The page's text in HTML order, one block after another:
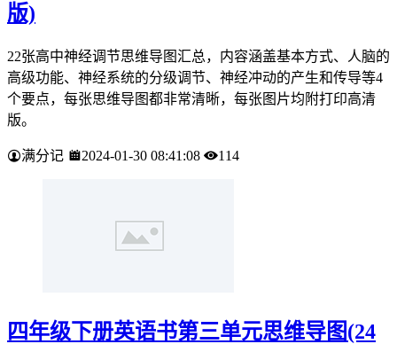
版)
22张高中神经调节思维导图汇总，内容涵盖基本方式、人脑的
高级功能、神经系统的分级调节、神经冲动的产生和传导等4
个要点，每张思维导图都非常清晰，每张图片均附打印高清
版。
满分记 2024-01-30 08:41:08 114
四年级下册英语书第三单元思维导图(24